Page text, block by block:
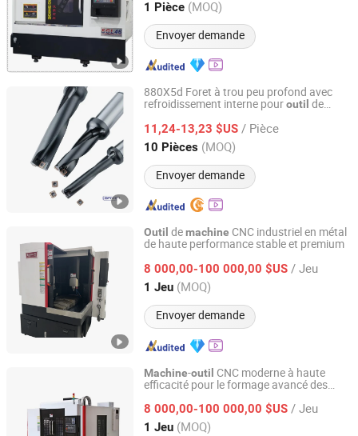
1 Pièce (MOQ)
Envoyer demande
Guangdong, China Depuis 2025
880X5d Foret à trou peu profond avec
refroidissement interne pouroutil de
11,24-13,23 $US / Pièce
10 Pièces (MOQ)
Envoyer demande
Shenzhen Bryd Technology Co., Ltd.
Guangdong, China Depuis 2025
Outil demachine CNC industriel en métal
de haute performance stable et premium
8 000,00-100 000,00 $US / Jeu
1 Jeu (MOQ)
Envoyer demande
Shenzhen Shuntong Auto Equipmen Co., Ltd.
Guangdong, China Depuis 2026
Machine-outil CNC moderne à haute
efficacité pour le formage avancé des
8 000,00-100 000,00 $US / Jeu
1 Jeu (MOQ)
Shenzhen Shuntong Auto Equipmen Co., Ltd.
Guangdong, China Depuis 2026